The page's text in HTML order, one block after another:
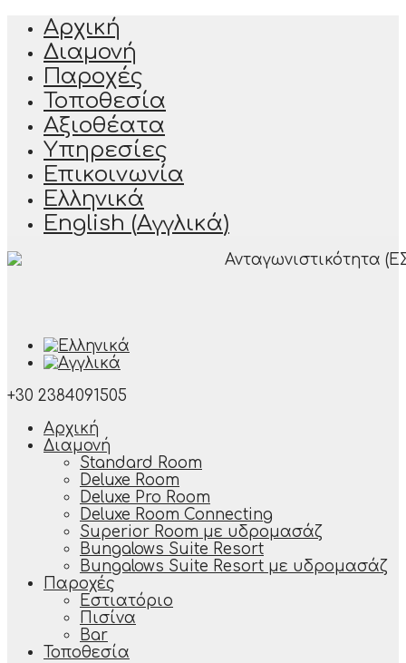
Αρχική
Διαμονή
Παροχές
Τοποθεσία
Αξιοθέατα
Υπηρεσίες
Επικοινωνία
Ελληνικά
English (Αγγλικά)
+30 2384091505
Αρχική
Διαμονή
Standard Room
Deluxe Room
Deluxe Pro Room
Deluxe Room Connecting
Superior Room με υδρομασάζ
Bungalows Suite Resort
Bungalows Suite Resort με υδρομασάζ
Παροχές
Εστιατόριο
Πισίνα
Bar
Τοποθεσία